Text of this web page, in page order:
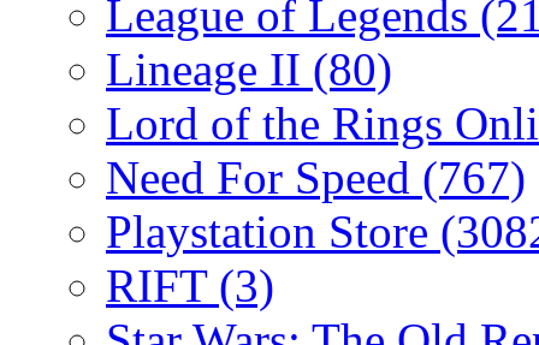
League of Legends
Lineage II (80)
Lord of the Rings
Need For Speed (767)
Playstation Store
RIFT (3)